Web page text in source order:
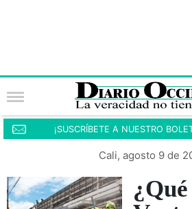
¡SUSCRÍBETE A NUESTRO
Cali, agosto 9 de